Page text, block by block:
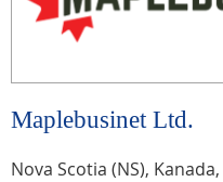
Maplebusinet Ltd.
Nova Scotia (NS),